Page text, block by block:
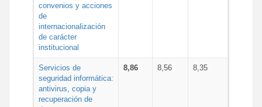
convenios y acciones
de
internacionalización
de carácter
institucional
Servicios de
seguridad informática:
antivirus, copia y
recuperación de
8,86 8,56 8,35